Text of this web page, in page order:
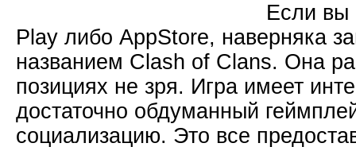
Если вы
Play либо AppStore, наверняка
названием Clash of Clans. Она
позициях не зря. Игра имеет
достаточно обдуманный
социализацию. Это все